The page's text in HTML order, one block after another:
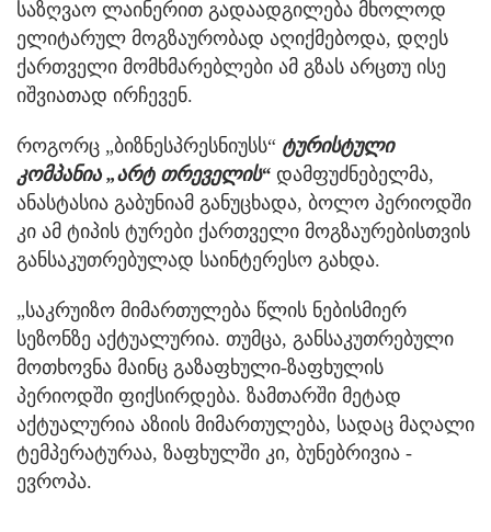
საზღვაო ლაინერით გადაადგილება მხოლოდ
ელიტარულ მოგზაურობად აღიქმებოდა, დღეს
ქართველი მომხმარებლები ამ გზას არცთუ ისე
იშვიათად ირჩევენ.
როგორც „ბიზნესპრესნიუსს“ ტურისტული
კომპანია „არტ თრეველის“ დამფუძნებელმა,
ანასტასია გაბუნიამ განუცხადა, ბოლო პერიოდში
კი ამ ტიპის ტურები ქართველი მოგზაურებისთვის
განსაკუთრებულად საინტერესო გახდა.
„საკრუიზო მიმართულება წლის ნებისმიერ
სეზონზე აქტუალურია. თუმცა, განსაკუთრებული
მოთხოვნა მაინც გაზაფხული-ზაფხულის
პერიოდში ფიქსირდება. ზამთარში მეტად
აქტუალურია აზიის მიმართულება, სადაც მაღალი
ტემპერატურაა, ზაფხულში კი, ბუნებრივია -
ევროპა.